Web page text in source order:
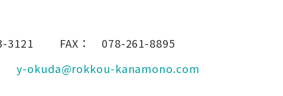
3121 FAX：
078-261-8895
y-okuda@rokkou-kanamono.com